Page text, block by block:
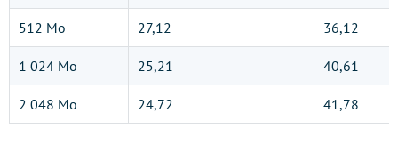
512 Mo 27,12 36,12
1 024 Mo 25,21 40,61
2 048 Mo 24,72 41,78